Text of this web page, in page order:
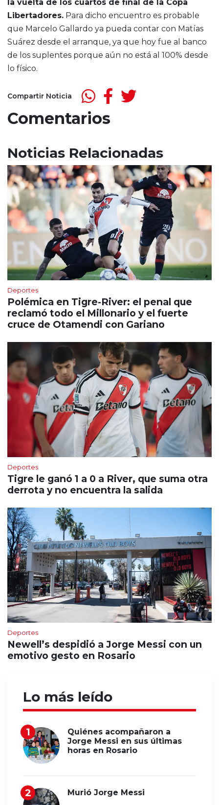
la vuelta de los cuartos de final de la Copa
Libertadores. Para dicho encuentro es probable
que Marcelo Gallardo ya pueda contar con Matías
Suárez desde el arranque, ya que hoy fue al banco
de los suplentes porque aún no está al 100% desde
lo físico.
Compartir Noticia
Comentarios
Noticias Relacionadas
Deportes
Polémica en Tigre-River: el penal que
reclamó todo el Millonario y el fuerte
cruce de Otamendi con Gariano
Deportes
Tigre le ganó 1 a 0 a River, que suma otra
derrota y no encuentra la salida
Deportes
Newell’s despidió a Jorge Messi con un
emotivo gesto en Rosario
Lo más leído
Quiénes acompañaron a
Jorge Messi en sus últimas
horas en Rosario
Murió Jorge Messi